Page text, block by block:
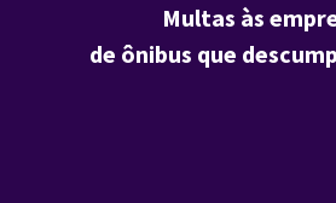
Multas às
de ônibus que